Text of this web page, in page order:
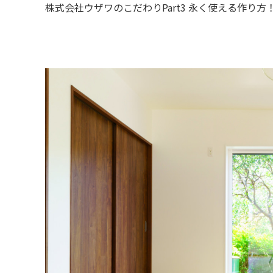
株式会社ウザワのこだわりPart3 永く使える作り方